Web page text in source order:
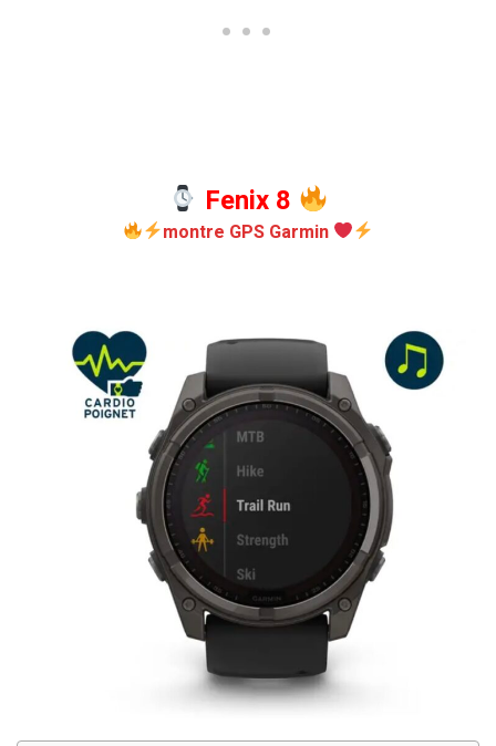
Fenix 8
montre GPS Garmin